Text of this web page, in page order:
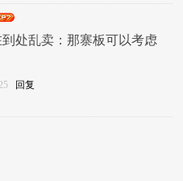
处乱卖：那寨板可以考虑
回复